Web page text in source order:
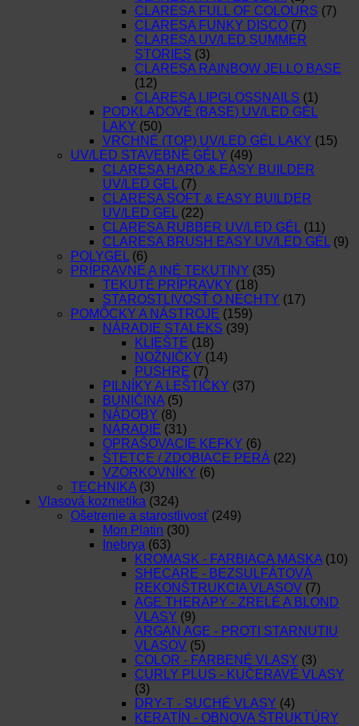
CLARESA FULL OF COLOURS (7)
CLARESA FUNKY DISCO (7)
CLARESA UV/LED SUMMER
STORIES (3)
CLARESA RAINBOW JELLO BASE
(12)
CLARESA LIPGLOSSNAILS (1)
PODKLADOVÉ (BASE) UV/LED GÉL
LAKY (50)
VRCHNÉ (TOP) UV/LED GÉL LAKY (15)
UV/LED STAVEBNÉ GÉLY (49)
CLARESA HARD & EASY BUILDER
UV/LED GEL (7)
CLARESA SOFT & EASY BUILDER
UV/LED GEL (22)
CLARESA RUBBER UV/LED GÉL (11)
CLARESA BRUSH EASY UV/LED GÉL (9)
POLYGEL (6)
PRÍPRAVNÉ A INÉ TEKUTINY (35)
TEKUTÉ PRÍPRAVKY (18)
STAROSTLIVOSŤ O NECHTY (17)
POMÔCKY A NÁSTROJE (159)
NÁRADIE STALEKS (39)
KLIEŠTE (18)
NOŽNIČKY (14)
PUSHRE (7)
PILNÍKY A LEŠTIČKY (37)
BUNIČINA (5)
NÁDOBY (8)
NÁRADIE (31)
OPRAŠOVACIE KEFKY (6)
ŠTETCE / ZDOBIACE PERÁ (22)
VZORKOVNÍKY (6)
TECHNIKA (3)
Vlasová kozmetika (324)
Ošetrenie a starostlivosť (249)
Mon Platin (30)
Inebrya (63)
KROMASK - FARBIACA MASKA (10)
SHECARE - BEZSULFÁTOVÁ
REKONŠTRUKCIA VLASOV (7)
AGE THERAPY - ZRELÉ A BLOND
VLASY (9)
ARGAN AGE - PROTI STARNUTIU
VLASOV (5)
COLOR - FARBENÉ VLASY (3)
CURLY PLUS - KUČERAVÉ VLASY
(3)
DRY-T - SUCHÉ VLASY (4)
KERATÍN - OBNOVA ŠTRUKTÚRY